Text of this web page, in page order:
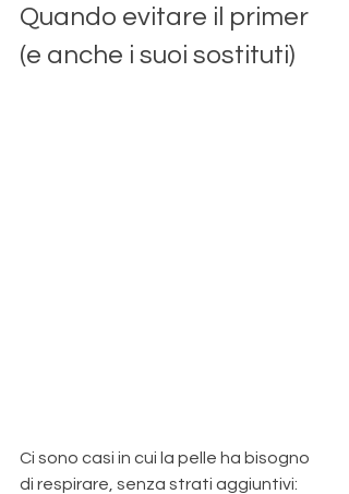
Quando evitare il primer
(e anche i suoi sostituti)
Ci sono casi in cui la pelle ha bisogno
di respirare, senza strati aggiuntivi: